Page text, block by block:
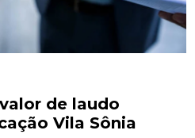
de laudo
Vila Sônia